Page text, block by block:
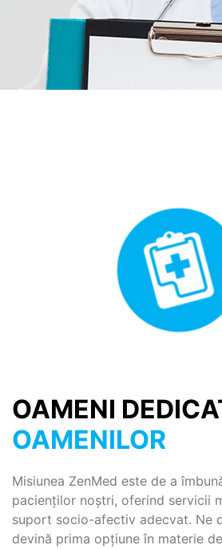
OAMENI
OAMENILOR
Misiunea ZenMed este de a
pacienților noștri, oferind servicii
suport socio-afectiv adecvat. Ne
devină prima opțiune în materie de